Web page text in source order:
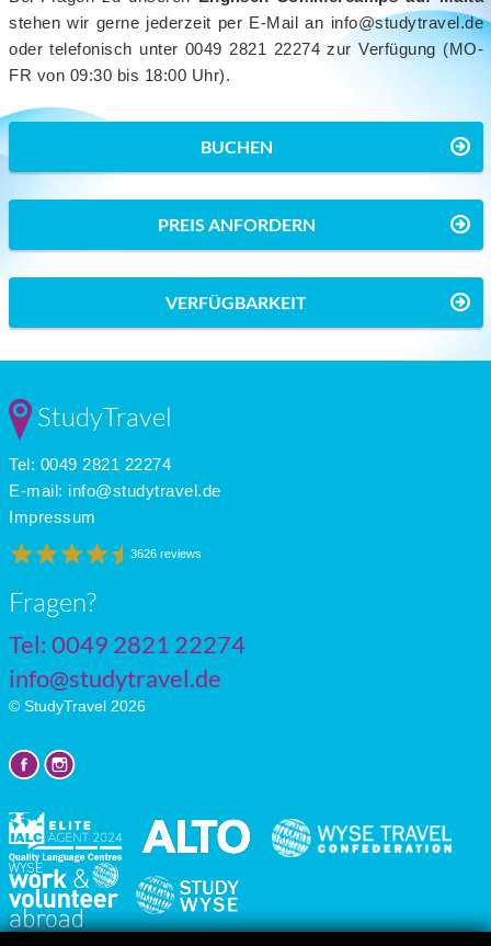
stehen wir gerne jederzeit per E-Mail an info@studytravel.de
oder telefonisch unter 0049 2821 22274 zur Verfügung (MO-
FR von 09:30 bis 18:00 Uhr).
BUCHEN
PREIS ANFORDERN
VERFÜGBARKEIT
StudyTravel
Tel: 0049 2821 22274
E-mail: info@studytravel.de
Impressum
3626 reviews
Fragen?
Tel: 0049 2821 22274
info@studytravel.de
© StudyTravel 2026